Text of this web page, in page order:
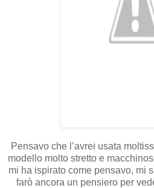
Pensavo che l’avrei usata
modello molto stretto e
mi ha ispirato come pensavo, mi
farò ancora un pensiero per